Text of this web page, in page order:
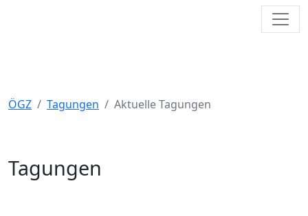
ÖGZ Tagungen Aktuelle Tagungen
Tagungen